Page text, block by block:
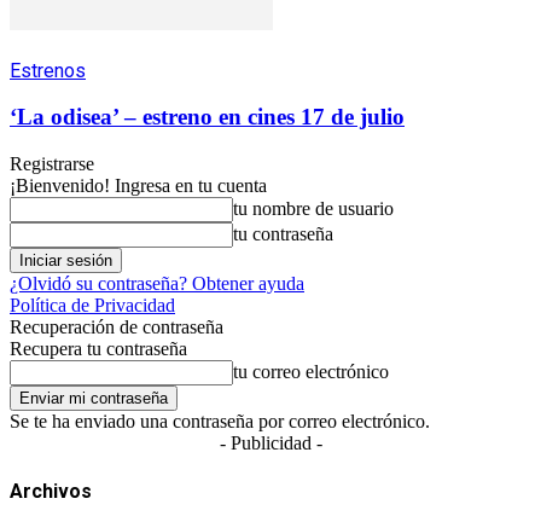
Estrenos
‘La odisea’ – estreno en cines 17 de julio
Registrarse
¡Bienvenido! Ingresa en tu cuenta
tu nombre de usuario
tu contraseña
¿Olvidó su contraseña? Obtener ayuda
Política de Privacidad
Recuperación de contraseña
Recupera tu contraseña
tu correo electrónico
Se te ha enviado una contraseña por correo electrónico.
- Publicidad -
Archivos